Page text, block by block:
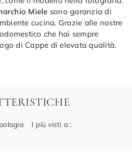
Miele sono garanzia di
cucina. Grazie alle nostre
che hai sempre
di Cappe di elevata qualità.
I più visti a :